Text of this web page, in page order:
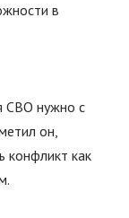
в
СВО нужно с
он,
конфликт как